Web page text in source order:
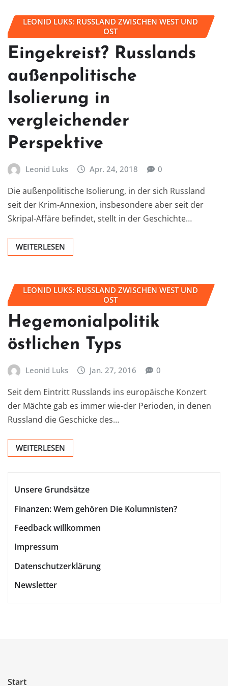
LEONID LUKS: RUSSLAND ZWISCHEN WEST UND
OST
Eingekreist? Russlands
außenpolitische
Isolierung in
vergleichender
Perspektive
Leonid Luks Apr. 24, 2018 0
Die außenpolitische Isolierung, in der sich Russland
seit der Krim-Annexion, insbesondere aber seit der
Skripal-Affäre befindet, stellt in der Geschichte…
WEITERLESEN
LEONID LUKS: RUSSLAND ZWISCHEN WEST UND
OST
Hegemonialpolitik
östlichen Typs
Leonid Luks Jan. 27, 2016 0
Seit dem Eintritt Russlands ins europäische Konzert
der Mächte gab es immer wie-der Perioden, in denen
Russland die Geschicke des…
WEITERLESEN
Unsere Grundsätze
Finanzen: Wem gehören Die Kolumnisten?
Feedback willkommen
Impressum
Datenschutzerklärung
Newsletter
Start